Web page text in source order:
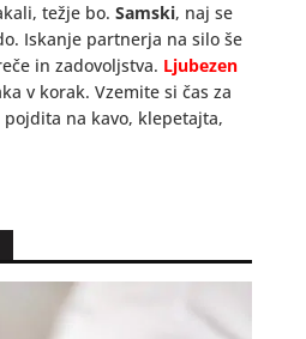
težje bo. Samski, naj se
Iskanje partnerja na silo še
in zadovoljstva. Ljubezen
v korak. Vzemite si čas za
na kavo, klepetajta,